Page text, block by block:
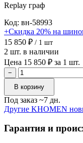
Replay граф
Код: вн-58993
+Скидка 20% на
15 850 ₽ / 1 шт
2 шт. в наличии
Цена 15 850 ₽ за 1 шт.
−
В корзину
Под заказ ~7 дн.
Другие KHOMEN
Гарантия и